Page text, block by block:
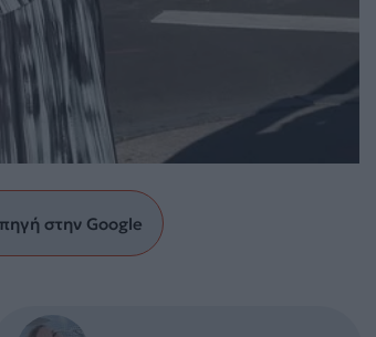
στην Google